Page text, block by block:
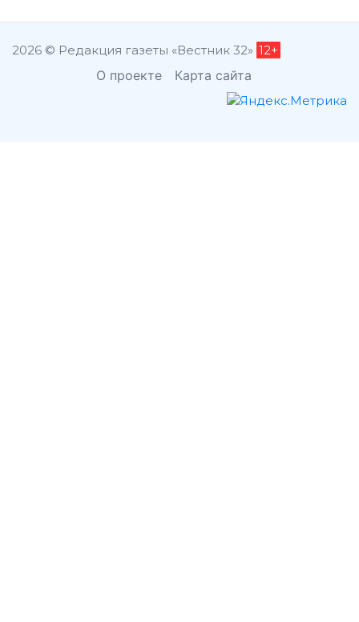
2026 © Редакция газеты «Вестник 32» 12+
О проекте Карта сайта